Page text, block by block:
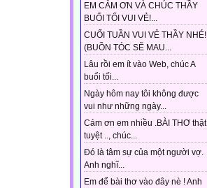
EM CẢM ƠN VÀ CHÚC THẦY
BUỔI TỐI VUI VẺ!...
CUỐI TUẦN VUI VẺ THẦY NHÉ!
(BUỒN TÓC SẼ MAU...
Lâu rồi em ít vào Web, chúc A
buổi tối...
Ngày hôm nay tôi không được
vui như những ngày...
Cám ơn em nhiều .BÀI THƠ thật
tuyệt .., chúc...
Đó là tâm sự của một người vợ.
Anh nghĩ...
Em để bài thơ vào đây nè ! Anh